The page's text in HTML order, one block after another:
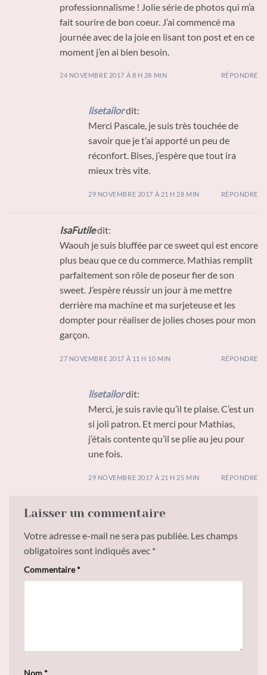
professionnalisme ! Jolie série de photos qui m’a
fait sourire de bon coeur. J’ai commencé ma
journée avec de la joie en lisant ton post et en ce
moment j’en ai bien besoin.
24 NOVEMBRE 2017 À 8 H 28 MIN RÉPONDRE
lisetailordit:
Merci Pascale, je suis très touchée de
savoir que je t’ai apporté un peu de
réconfort. Bises, j’espère que tout ira
mieux très vite.
29 NOVEMBRE 2017 À 21 H 28 MIN RÉPONDRE
IsaFutiledit:
Waouh je suis bluffée par ce sweet qui est encore
plus beau que ce du commerce. Mathias remplit
parfaitement son rôle de poseur fier de son
sweet. J’espère réussir un jour à me mettre
derrière ma machine et ma surjeteuse et les
dompter pour réaliser de jolies choses pour mon
garçon.
27 NOVEMBRE 2017 À 11 H 10 MIN RÉPONDRE
lisetailordit:
Merci, je suis ravie qu’il te plaise. C’est un
si joli patron. Et merci pour Mathias,
j’étais contente qu’il se plie au jeu pour
une fois.
29 NOVEMBRE 2017 À 21 H 25 MIN RÉPONDRE
Laisser un commentaire
Votre adresse e-mail ne sera pas publiée. Les champs
obligatoires sont indiqués avec *
Commentaire*
Nom*